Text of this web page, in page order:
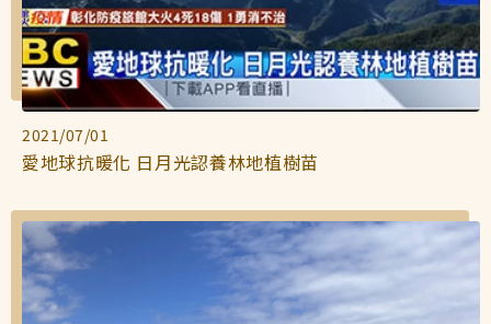
2021/07/01
愛地球抗暖化 日月光認養林地植樹苗